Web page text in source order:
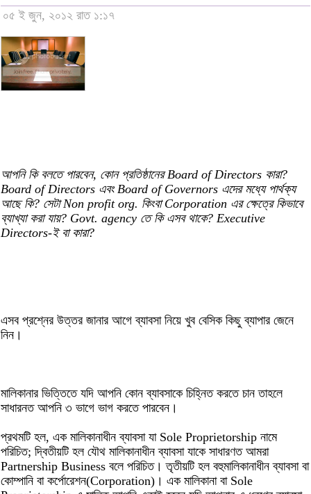
০৫ ই জুন, ২০১২ রাত ১:১৭
আপনি কি বলতে পারবেন, কোন প্রতিষ্ঠানের Board of Directors কারা?
Board of Directors এবং Board of Governors এদের মধ্যে পার্থক্য
আছে কি? সেটা Non profit org. কিংবা Corporation এর ক্ষেত্রে কিভাবে
ব্যাখ্যা করা যায়? Govt. agency তে কি এসব থাকে? Executive
Directors-ই বা কারা?
এসব প্রশ্নের উত্তর জানার আগে ব্যাবসা নিয়ে খুব বেসিক কিছু ব্যাপার জেনে
নিন।
মালিকানার ভিত্তিতে যদি আপনি কোন ব্যাবসাকে চিহ্নিত করতে চান তাহলে
সাধারনত আপনি ৩ ভাগে ভাগ করতে পারবেন।
প্রথমটি হল, এক মালিকানাধীন ব্যাবসা যা Sole Proprietorship নামে
পরিচিত; দ্বিতীয়টি হল যৌথ মালিকানাধীন ব্যাবসা যাকে সাধারণত আমরা
Partnership Business বলে পরিচিত। তৃতীয়টি হল বহুমালিকানাধীন ব্যাবসা বা
কোম্পানি বা কর্পোরেশন(Corporation)। এক মালিকানা বা Sole